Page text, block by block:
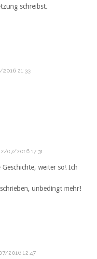
schreibst.
21:33
07/2016 17:31
weiter so! Ich
unbedingt mehr!
2016 12:47